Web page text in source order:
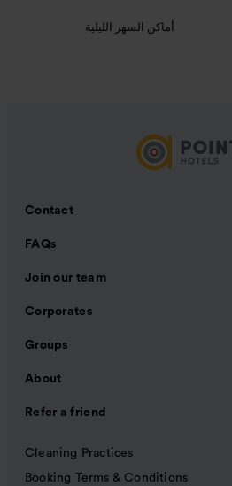
أماكن السهر الليلية
Contact
FAQs
Join our team
Corporates
Groups
About
Refer a friend
Cleaning Practices
Booking Terms & Conditions